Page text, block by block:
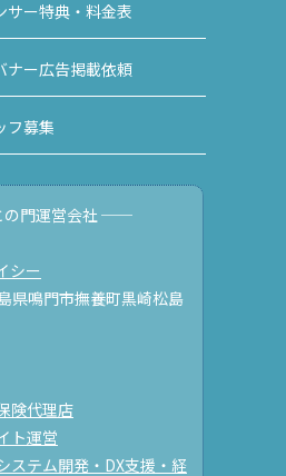
サー特典・料金表
ナー広告掲載依頼
フ募集
門運営会社 ──
シー
県鳴門市撫養町黒崎松島
険代理店
ト運営
ステム開発・DX支援・経